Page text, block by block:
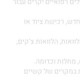
או
צ’קים,
קשיים